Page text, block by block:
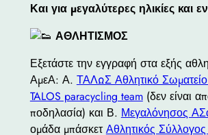
Και για μεγαλύτερες ηλικίες και
ΑΘΛΗΤΙΣΜΟΣ
Εξετάστε την εγγραφή στα εξής
ΑμεΑ: Α. ΤΑΛΩΣ Αθλητικό
TALOS paracycling team(δεν είναι
ποδηλασία) και Β. Μεγαλόνησος
ομάδα μπάσκετΑθλητικός